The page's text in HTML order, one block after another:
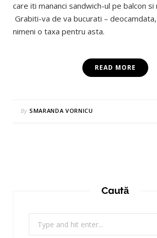
care iti mananci sandwich-ul pe balcon si
Grabiti-va de va bucurati –
nimeni o taxa pentru asta.
READ MORE
By SMARANDA VORNICU
Caută
for: